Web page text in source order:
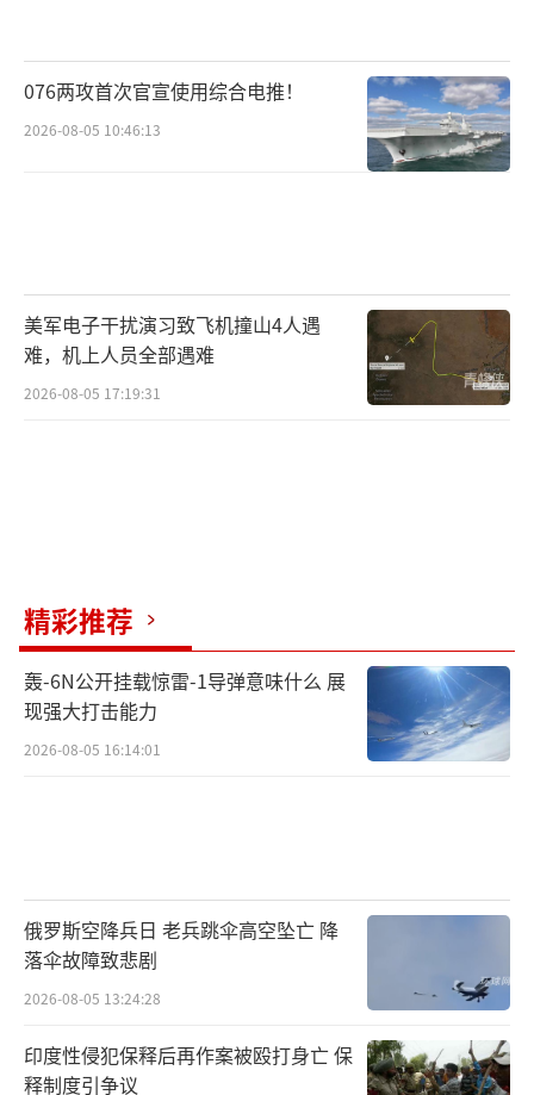
076两攻首次官宣使用综合电推！
2026-08-05 10:46:13
美军电子干扰演习致飞机撞山4人遇
难，机上人员全部遇难
2026-08-05 17:19:31
精彩推荐
轰-6N公开挂载惊雷-1导弹意味什么 展
现强大打击能力
2026-08-05 16:14:01
俄罗斯空降兵日 老兵跳伞高空坠亡 降
落伞故障致悲剧
2026-08-05 13:24:28
印度性侵犯保释后再作案被殴打身亡 保
释制度引争议